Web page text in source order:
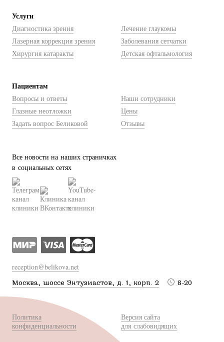
Услуги
Диагностика зрения
Лазерная коррекция зрения
Хирургия катаракты
Лечение глаукомы
Заболевания сетчатки
Детская офтальмология
Пациентам
Вопросы и ответы
Глазные неотложки
Задать вопрос Беликовой
Наши сотрудники
Цены
Отзывы
Все новости на наших страничках
в социальных сетях
reception@belikova.net
Москва, шоссе Энтузиастов, д. 1, корп. 2 8-20
Политика
конфиденциальности
Версия сайта
для слабовидящих